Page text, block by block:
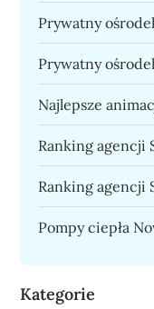
Prywatny
Prywatny
Najlepsze
Ranking agencji
Ranking agencji
Pompy ciepła
Kategorie